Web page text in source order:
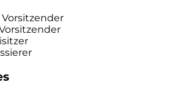
Vorsitzender